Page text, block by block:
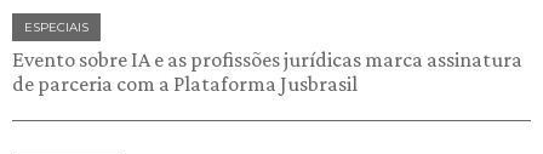
ESPECIAIS
Evento sobre IA e as profissões jurídicas marca assinatura
de parceria com a Plataforma Jusbrasil